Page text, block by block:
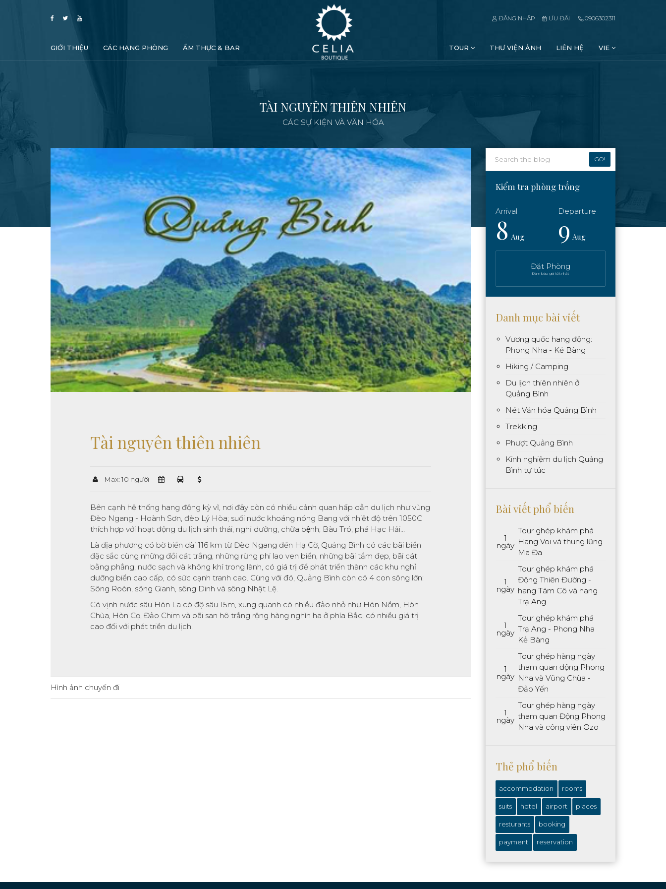
ĐĂNG NHẬP ƯU ĐÃI 0906302311
GIỚI THIỆU CÁC HẠNG PHÒNG ẨM THỰC & BAR TOUR THƯ VIỆN ẢNH LIÊN HỆ VIE
TÀI NGUYÊN THIÊN NHIÊN
CÁC SỰ KIỆN VÀ VĂN HÓA
Tài nguyên thiên nhiên
Max: 10 người
Bên cạnh hệ thống hang động kỳ vĩ, nơi đây còn có nhiều cảnh quan hấp dẫn du lịch như vùng
Đèo Ngang - Hoành Sơn, đèo Lý Hòa; suối nước khoáng nóng Bang với nhiệt độ trên 1050C
thích hợp với hoạt động du lịch sinh thái, nghỉ dưỡng, chữa bệnh; Bàu Tró, phá Hạc Hải…
Là địa phương có bờ biển dài 116 km từ Đèo Ngang đến Hạ Cờ, Quảng Bình có các bãi biển
đặc sắc cùng những đồi cát trắng, những rừng phi lao ven biển, những bãi tắm đẹp, bãi cát
bằng phẳng, nước sạch và không khí trong lành, có giá trị để phát triển thành các khu nghỉ
dưỡng biển cao cấp, có sức cạnh tranh cao. Cùng với đó, Quảng Bình còn có 4 con sông lớn:
Sông Roòn, sông Gianh, sông Dinh và sông Nhật Lệ.
Có vịnh nước sâu Hòn La có độ sâu 15m, xung quanh có nhiều đảo nhỏ như Hòn Nồm, Hòn
Chùa, Hòn Cọ, Đảo Chim và bãi san hô trắng rộng hàng nghìn ha ở phía Bắc, có nhiều giá trị
cao đối với phát triển du lịch.
Hình ảnh chuyến đi
GO!
Kiểm tra phòng trống
8 Aug 9 Aug
Đặt Phòng
Đảm bảo giá tốt nhất
Danh mục bài viết
Vương quốc hang động:
Phong Nha - Kẻ Bàng
Hiking / Camping
Du lịch thiên nhiên ở
Quảng Bình
Nét Văn hóa Quảng Bình
Trekking
Phượt Quảng Bình
Kinh nghiệm du lịch Quảng
Bình tự túc
Bài viết phổ biến
1
ngày
Tour ghép khám phá
Hang Voi và thung lũng
Ma Đa
1
ngày
Tour ghép khám phá
Động Thiên Đường -
hang Tám Cô và hang
Trạ Ang
1
ngày
Tour ghép khám phá
Trạ Ang - Phong Nha
Kẻ Bàng
1
ngày
Tour ghép hàng ngày
tham quan động Phong
Nha và Vũng Chùa -
Đảo Yến
1
ngày
Tour ghép hàng ngày
tham quan Động Phong
Nha và công viên Ozo
Thẻ phổ biến
accommodation rooms
suits hotel airport places
resturants booking
payment reservation